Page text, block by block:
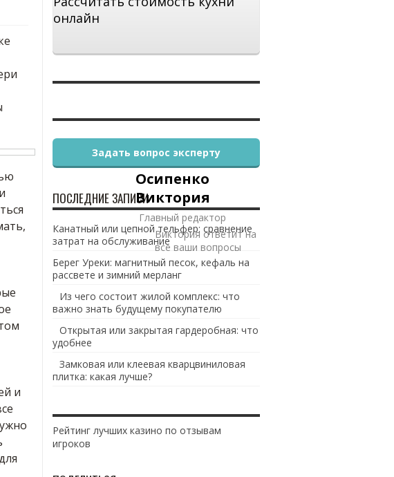
и
онлайн
Осипенко
Виктория
Главный редактор
Виктория ответит на
все ваши вопросы
Задать вопрос эксперту
ПОСЛЕДНИЕ ЗАПИСИ
Канатный или цепной тельфер: сравнение
затрат на обслуживание
Берег Уреки: магнитный песок, кефаль на
рассвете и зимний мерланг
Из чего состоит жилой комплекс: что
важно знать будущему покупателю
Открытая или закрытая гардеробная: что
удобнее
Замковая или клеевая кварцвиниловая
плитка: какая лучше?
Рейтинг лучших казино по отзывам
игроков